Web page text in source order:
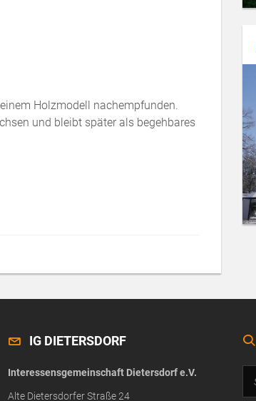
Holzmodell nachempfunden.
und bleibt später als begehbares
IG DIETERSDORF
Interessensgemeinschaft Dietersdorf e.V.
Alte Dietersdorfer Straße 24